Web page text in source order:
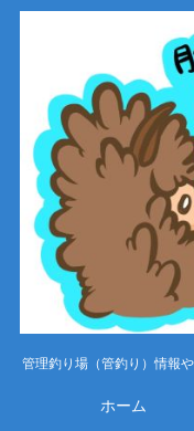
管理釣り場（管釣り）情報
ホーム